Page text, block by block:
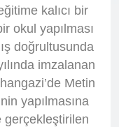
kalıcı bir
okul yapılması
doğrultusunda
imzalanan
Metin
yapılmasına
gerçekleştirilen